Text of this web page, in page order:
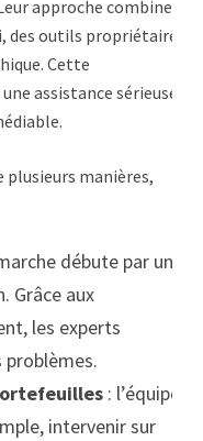
approche combine
outils propriétaires
Cette
assistance sérieuse
plusieurs manières,
débute par un
Grâce aux
les experts
: l’équipe
intervenir sur